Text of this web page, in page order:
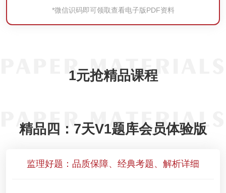
*微信识码即可领取查看电子版PDF资料
1元抢精品课程
精品四：7天V1题库会员体验版
监理好题：品质保障、经典考题、解析详细